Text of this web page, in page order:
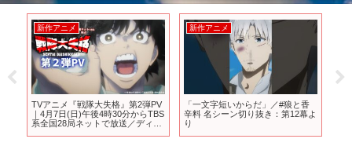
新作アニメ
TVアニメ『戦隊大失格』第2弾PV
｜4月7日(日)午後4時30分からTBS
系全国28局ネットで放送／ディズ
新作アニメ
「一文字短いからだ」／#狼と香
辛料 名シーン切り抜き：第12幕よ
り